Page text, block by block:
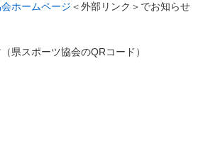
ホームページ ＜外部リンク＞ でお知らせ
県スポーツ協会のQRコード）